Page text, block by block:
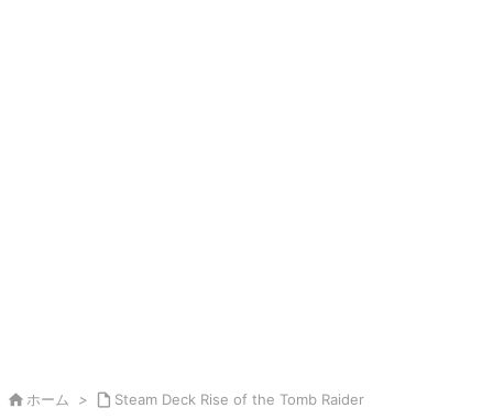
 ホーム >  Steam Deck Rise of the Tomb Raider